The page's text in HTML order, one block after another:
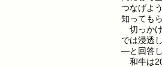
つなげよ
知っても
切っか
では浸透
—と回答し
和牛は